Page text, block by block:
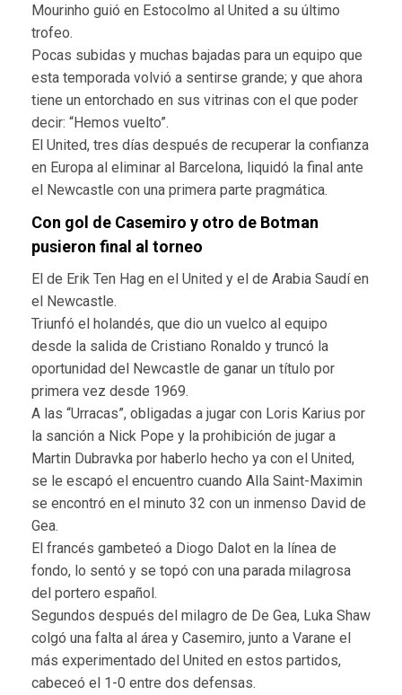
Mourinho guió en Estocolmo al United a su último
trofeo.
Pocas subidas y muchas bajadas para un equipo que
esta temporada volvió a sentirse grande; y que ahora
tiene un entorchado en sus vitrinas con el que poder
decir: “Hemos vuelto”.
El United, tres días después de recuperar la confianza
en Europa al eliminar al Barcelona, liquidó la final ante
el Newcastle con una primera parte pragmática.
Con gol de Casemiro y otro de Botman
pusieron final al torneo
El de Erik Ten Hag en el United y el de Arabia Saudí en
el Newcastle.
Triunfó el holandés, que dio un vuelco al equipo
desde la salida de Cristiano Ronaldo y truncó la
oportunidad del Newcastle de ganar un título por
primera vez desde 1969.
A las “Urracas”, obligadas a jugar con Loris Karius por
la sanción a Nick Pope y la prohibición de jugar a
Martin Dubravka por haberlo hecho ya con el United,
se le escapó el encuentro cuando Alla Saint-Maximin
se encontró en el minuto 32 con un inmenso David de
Gea.
El francés gambeteó a Diogo Dalot en la línea de
fondo, lo sentó y se topó con una parada milagrosa
del portero español.
Segundos después del milagro de De Gea, Luka Shaw
colgó una falta al área y Casemiro, junto a Varane el
más experimentado del United en estos partidos,
cabeceó el 1-0 entre dos defensas.